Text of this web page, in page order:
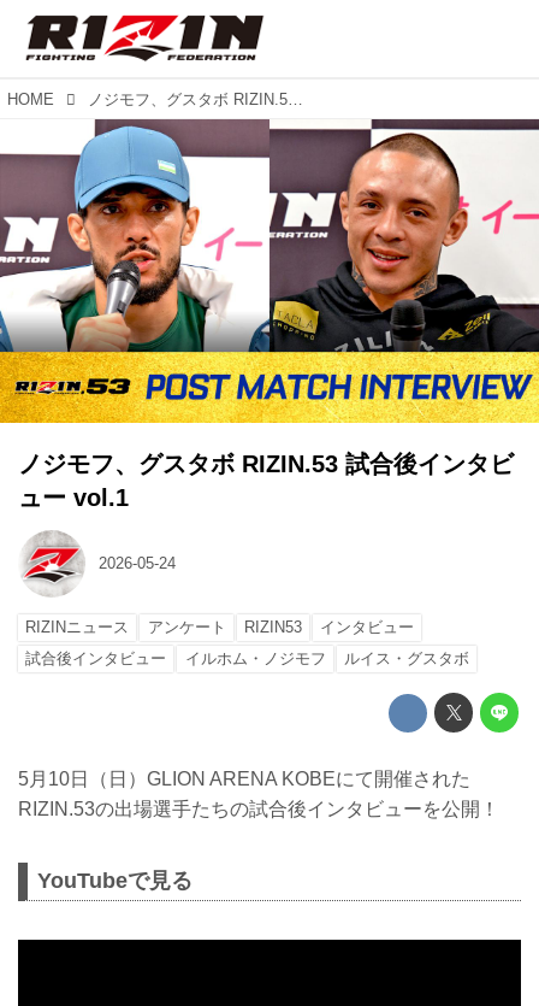
HOME ノジモフ、グスタボ RIZIN.53 試合後インタビュー vol.1
ノジモフ、グスタボ RIZIN.53 試合後インタビ
ュー vol.1
2026-05-24
RIZINニュース アンケート RIZIN53
インタビュー
試合後インタビュー
イルホム・ノジモフ ルイス・グスタボ
5月10日（日）GLION ARENA KOBEにて開催された
RIZIN.53の出場選手たちの試合後インタビューを公開！
YouTubeで見る